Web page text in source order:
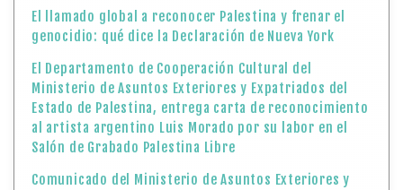
El llamado global a reconocer Palestina y frenar el
genocidio: qué dice la Declaración de Nueva York
El Departamento de Cooperación Cultural del
Ministerio de Asuntos Exteriores y Expatriados del
Estado de Palestina, entrega carta de reconocimiento
al artista argentino Luis Morado por su labor en el
Salón de Grabado Palestina Libre
Comunicado del Ministerio de Asuntos Exteriores y